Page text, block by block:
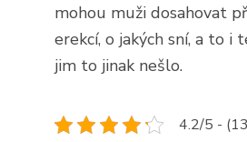
mohou muži dosahovat
erekcí, o jakých sní, a to i
jim to jinak nešlo.
4.2/5 -